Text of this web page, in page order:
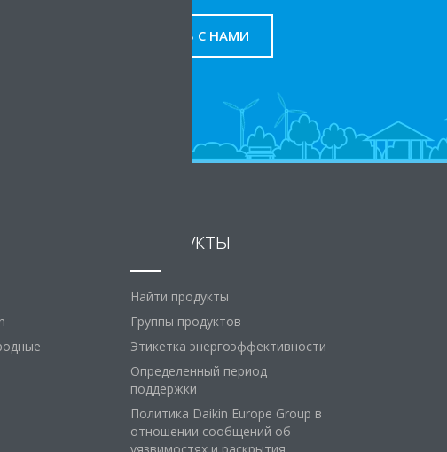
СВЯЖИТЕСЬ С НАМИ
Продукты
Найти продукты
Группы продуктов
Этикетка энергоэффективности
Определенный период
поддержки
Политика Daikin Europe Group в
отношении сообщений об